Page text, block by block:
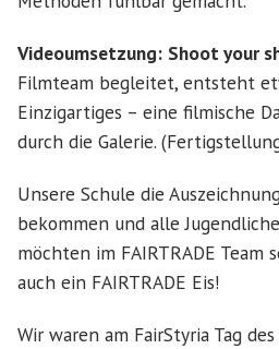
Videoumsetzung: Shoot your
Filmteam begleitet, entsteht
Einzigartiges – eine filmische
durch die Galerie.
Unsere Schule die
bekommen und alle
möchten im FAIRTRADE Team
auch ein FAIRTRADE Eis!
Wir waren am FairStyria Tag